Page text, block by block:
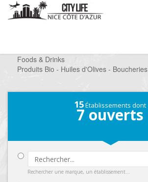
Foods & Drinks
/
Produits Bio - Huiles d'Olives - Boucheries
15Établissements dont
7 ouverts
Rechercher une marque, un établissement...